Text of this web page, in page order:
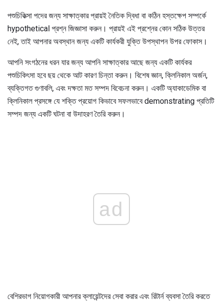
পশুচিকিত্সা পদের জন্য সাক্ষাত্কার প্রায়ই নৈতিক দ্বিধা বা কঠিন হস্তক্ষেপ সম্পর্কে
hypothetical প্রশ্ন জিজ্ঞাসা করুন। প্রায়ই এই প্রশ্নের কোন সঠিক উত্তর
নেই, তাই আপনার অবস্থান জন্য একটি কার্যকরী যুক্তি উপস্থাপন উপর ফোকাস।
আপনি সংগঠনের ধরন যার জন্য আপনি সাক্ষাত্কার আছে জন্য একটি কার্যকর
পশুচিকিৎসা হবে ছয় থেকে আট কারণ চিন্তা করুন। বিশেষ জ্ঞান, ক্লিনিকাল অর্জন,
ব্যক্তিগত গুণাবলি, এবং দক্ষতা মত সম্পদ বিবেচনা করুন। একটি অ্যাকাডেমিক বা
ক্লিনিকাল প্রসঙ্গে যে শক্তি প্রয়োগ কিভাবে সফলভাবে demonstrating প্রতিটি
সম্পদ জন্য একটি ঘটনা বা উদাহরণ তৈরি করুন।
ad
বেশিরভাগ নিয়োগকারী আপনার ক্লায়েন্টদের সেবা করার এবং রিটার্ন ব্যবসা তৈরি করতে